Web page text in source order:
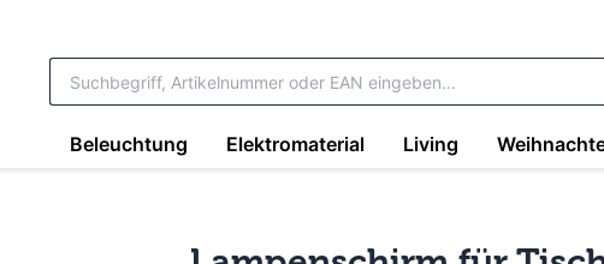
Beleuchtung Elektromaterial Living